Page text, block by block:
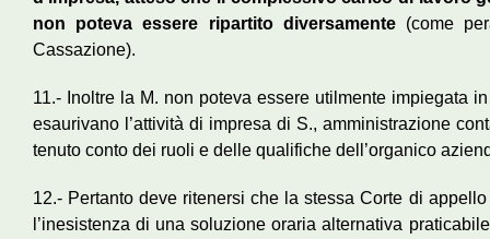
non poteva essere ripartito diversamente(come
Cassazione).
11.- Inoltre la M. non poteva essere utilmente impiegata
esaurivano l’attività di impresa di S., amministrazione
tenuto conto dei ruoli e delle qualifiche dell’organico
12.- Pertanto deve ritenersi che la stessa Corte di
l’inesistenza di una soluzione oraria alternativa